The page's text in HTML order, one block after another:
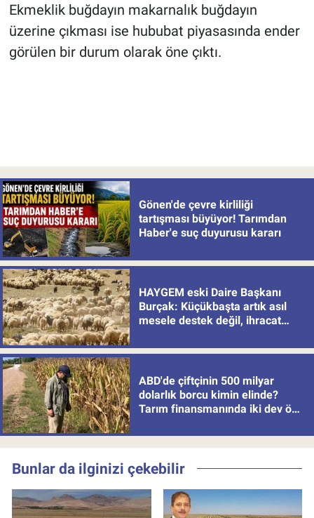
Ekmeklik buğdayın makarnalık buğdayın
üzerine çıkması ise hububat piyasasında ender
görülen bir durum olarak öne çıktı.
Gönen'de çevre kirliliği
tartışması büyüyor! Tarımdan
Haber'e suç duyurusu kararı
HAYGEM eski Daire Başkanı
Burçak: Küçükbaşta artık asıl
mesele destek değil, ihracat
ABD'de çiftçinin 500 milyar
dolarlık borcu kimin elinde?
Tarım finansmanında iki dev öne
Bunlar da ilginizi çekebilir